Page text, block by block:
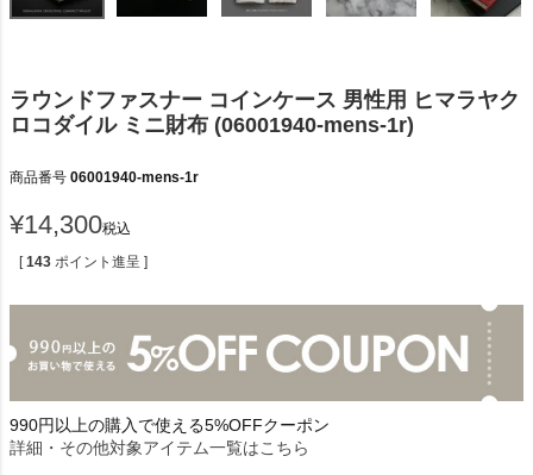
ラウンドファスナー コインケース 男性用 ヒマラヤク
ロコダイル ミニ財布 (06001940-mens-1r)
商品番号 06001940-mens-1r
¥14,300税込
[ 143 ポイント進呈 ]
990円以上の購入で使える5%OFFクーポン
詳細・その他対象アイテム一覧はこちら